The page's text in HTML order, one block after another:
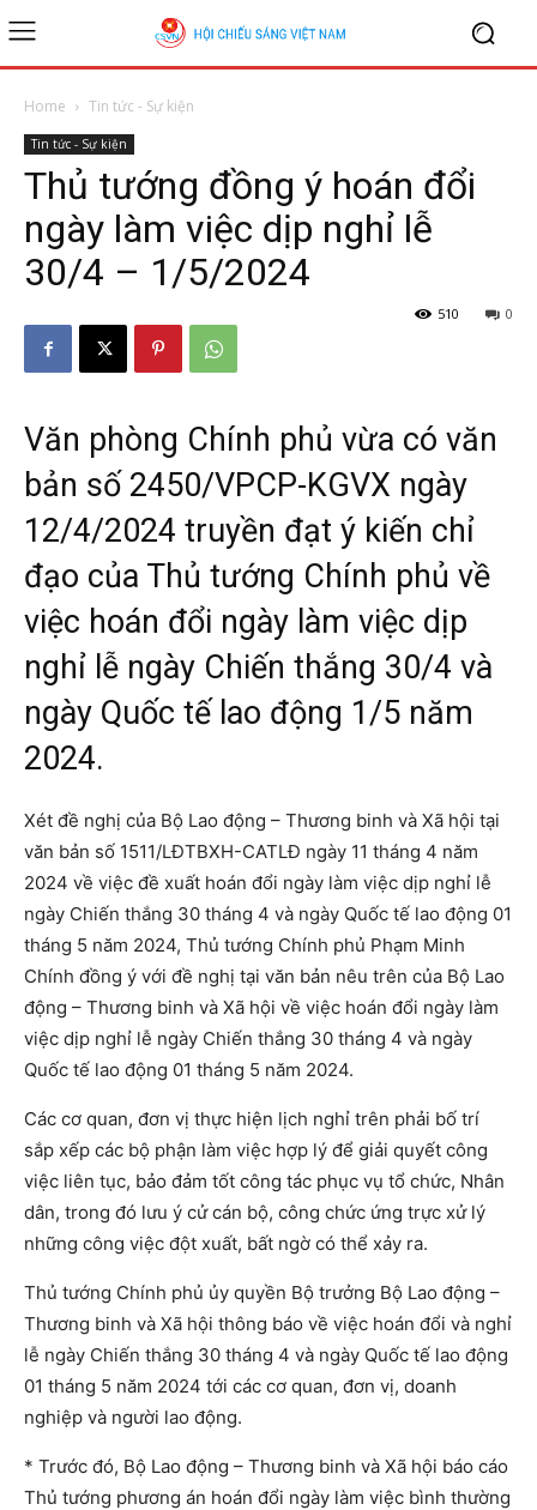
Home Tin tức - Sự kiện
Tin tức - Sự kiện
Thủ tướng đồng ý hoán đổi
ngày làm việc dịp nghỉ lễ
30/4 – 1/5/2024
0
510
Văn phòng Chính phủ vừa có văn
bản số 2450/VPCP-KGVX ngày
12/4/2024 truyền đạt ý kiến chỉ
đạo của Thủ tướng Chính phủ về
việc hoán đổi ngày làm việc dịp
nghỉ lễ ngày Chiến thắng 30/4 và
ngày Quốc tế lao động 1/5 năm
2024.
Xét đề nghị của Bộ Lao động – Thương binh và Xã hội tại
văn bản số 1511/LĐTBXH-CATLĐ ngày 11 tháng 4 năm
2024 về việc đề xuất hoán đổi ngày làm việc dịp nghỉ lễ
ngày Chiến thắng 30 tháng 4 và ngày Quốc tế lao động 01
tháng 5 năm 2024, Thủ tướng Chính phủ Phạm Minh
Chính đồng ý với đề nghị tại văn bản nêu trên của Bộ Lao
động – Thương binh và Xã hội về việc hoán đổi ngày làm
việc dịp nghỉ lễ ngày Chiến thắng 30 tháng 4 và ngày
Quốc tế lao động 01 tháng 5 năm 2024.
Các cơ quan, đơn vị thực hiện lịch nghỉ trên phải bố trí
sắp xếp các bộ phận làm việc hợp lý để giải quyết công
việc liên tục, bảo đảm tốt công tác phục vụ tổ chức, Nhân
dân, trong đó lưu ý cử cán bộ, công chức ứng trực xử lý
những công việc đột xuất, bất ngờ có thể xảy ra.
Thủ tướng Chính phủ ủy quyền Bộ trưởng Bộ Lao động –
Thương binh và Xã hội thông báo về việc hoán đổi và nghỉ
lễ ngày Chiến thắng 30 tháng 4 và ngày Quốc tế lao động
01 tháng 5 năm 2024 tới các cơ quan, đơn vị, doanh
nghiệp và người lao động.
* Trước đó, Bộ Lao động – Thương binh và Xã hội báo cáo
Thủ tướng phương án hoán đổi ngày làm việc bình thường